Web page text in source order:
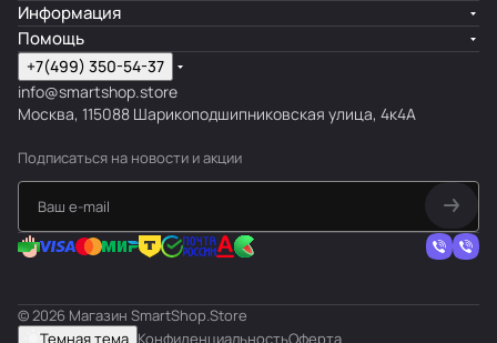
Информация
Помощь
+7(499) 350-54-37
info@smartshop.store
Москва, 115088 Шарикоподшипниковская улица, 4к4А
Подписаться на новости и акции
© 2026 Магазин SmartShop.Store
Темная тема КонфиденциальностьОферта